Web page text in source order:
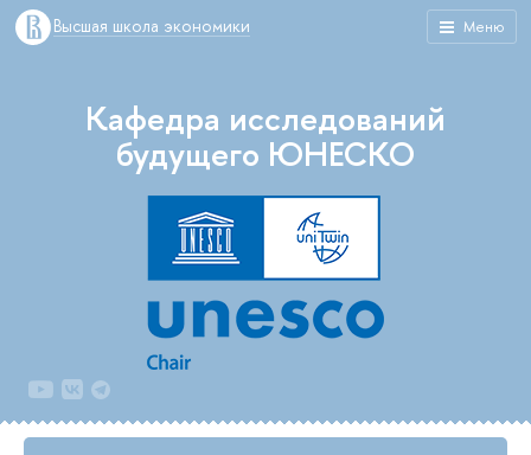
Меню
Высшая школа экономики
Кафедра исследований
будущего ЮНЕСКО